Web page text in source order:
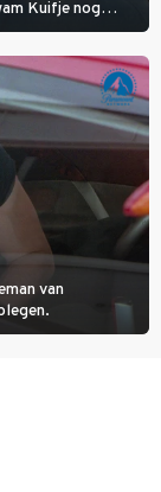
Kuifje nog
Spielberg.
van